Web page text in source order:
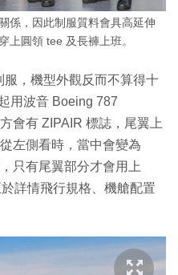
係，因此制服質料會具高延伸
上圓領 tee 及長褲上班。
服，機型外觀反而不算得十
用波音 Boeing 787
會有 ZIPAIR 標誌，尾翼上
左側看時，當中會變為
只有尾翼部分才會用上
詳情飛行規格、機艙配置